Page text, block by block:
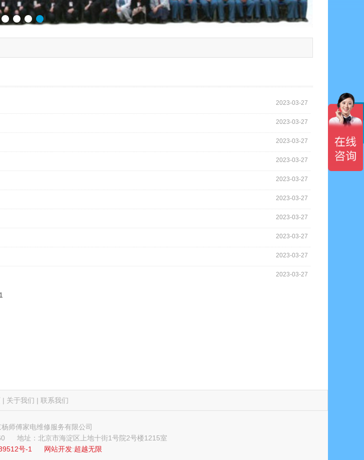
2023-03-27
2023-03-27
2023-03-27
2023-03-27
2023-03-27
2023-03-27
2023-03-27
2023-03-27
2023-03-27
2023-03-27
| 关于我们 | 联系我们
师傅家电维修服务有限公司
地址：北京市海淀区上地十街1号院2号楼1215室
号-1
网站开发:超越无限